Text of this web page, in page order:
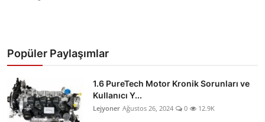
İletişim
Araba Markaları
Paketler
Popüler Paylaşımlar
1.6 PureTech Motor Kronik Sorunları ve
Kullanıcı Y...
Lejyoner Ağustos 26, 2024 0 12.9K